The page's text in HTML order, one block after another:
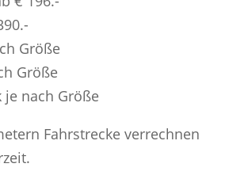
Größe
Größe
je nach Größe
Fahrstrecke verrechnen